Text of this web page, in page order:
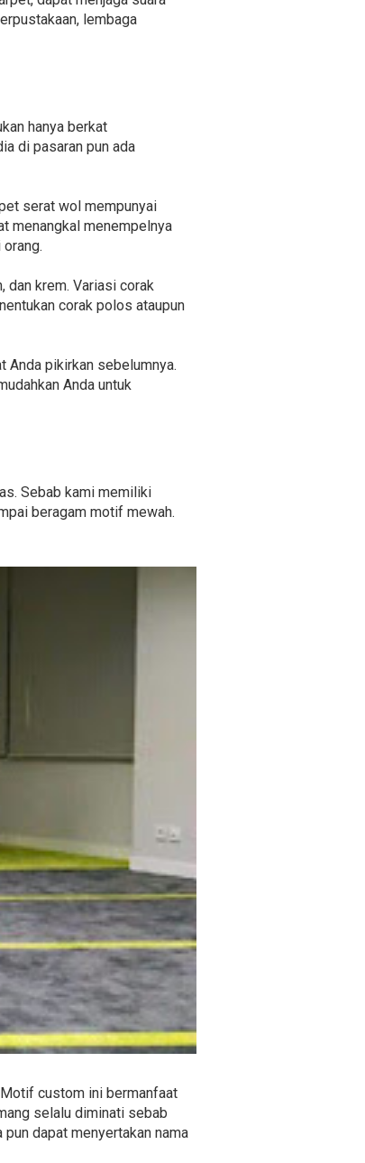
lembaga
hanya berkat
di pasaran pun ada
serat wol mempunyai
menangkal menempelnya
dan krem. Variasi corak
corak polos ataupun
Anda pikirkan sebelumnya.
Anda untuk
Sebab kami memiliki
beragam motif mewah.
custom ini bermanfaat
selalu diminati sebab
dapat menyertakan nama